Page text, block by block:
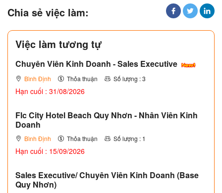
Chia sẻ việc làm:
Việc làm tương tự
Chuyên Viên Kinh Doanh - Sales Executive
Bình Định Thỏa thuận Số lượng : 3
Hạn cuối : 31/08/2026
Flc City Hotel Beach Quy Nhơn - Nhân Viên Kinh
Doanh
Bình Định Thỏa thuận Số lượng : 1
Hạn cuối : 15/09/2026
Sales Executive/ Chuyên Viên Kinh Doanh (Base
Quy Nhơn)